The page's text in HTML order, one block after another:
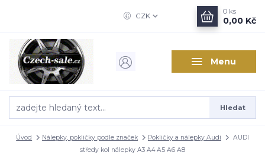
Menu
CZK
Hledat
0 ks
0,00 Kč
Úvod Nálepky, pokličky podle značek Pokličky a nálepky Audi
AUDI
středy kol nálepky A3 A4 A5 A6 A8